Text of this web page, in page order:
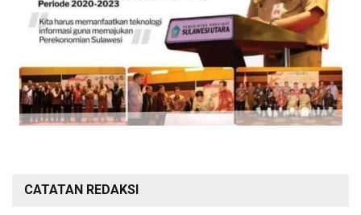
CATATAN REDAKSI